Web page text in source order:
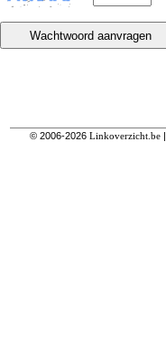
© 2006-2026 Linkoverzicht.be|